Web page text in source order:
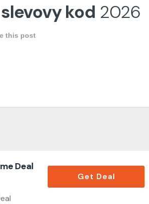
kod 2026
this post
Deal
Get Deal